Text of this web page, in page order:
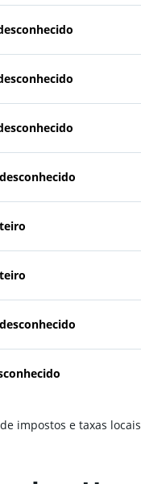
impostos e taxas